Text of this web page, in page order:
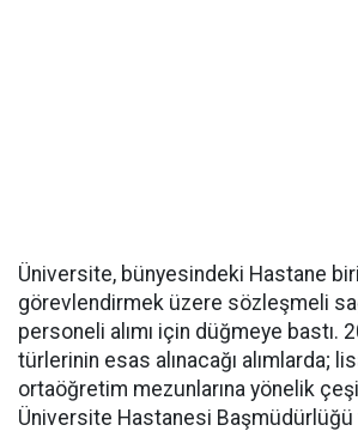
Üniversite, bünyesindeki Hastane
görevlendirmek üzere sözleşmeli
personeli alımı için düğmeye bastı.
türlerinin esas alınacağı alımlarda;
ortaöğretim mezunlarına yönelik
Üniversite Hastanesi Başmüdürlüğü